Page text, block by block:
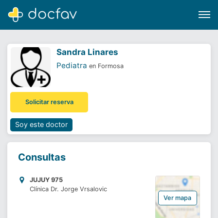
Software para clínicas
¿Eres un doctor?
Sandra Linares
Pediatra en Formosa
Solicitar reserva
Soy este doctor
Consultas
JUJUY 975
Clínica Dr. Jorge Vrsalovic
Ver mapa